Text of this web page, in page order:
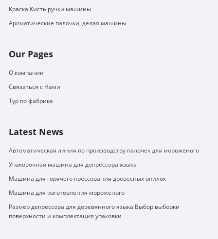
Краска Кисть ручки машины
Ароматические палочки, делая машины
Our Pages
О компании
Связаться с Нами
Тур по фабрике
Latest News
Автоматическая линия по производству палочек для мороженого
Упаковочная машина для депрессора языка
Машина для горячего прессования древесных опилок
Машина для изготовления мороженого
Размер депрессора для деревянного языка Выбор выборки
поверхности и комплектация упаковки